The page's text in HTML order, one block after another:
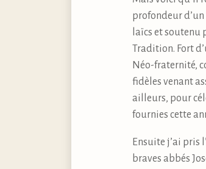
profondeur
laïcs et soutenu
Tradition. Fort
Néo-fraternité,
fidèles venant
ailleurs, pour
fournies cette
Ensuite j’ai pris
braves abbés